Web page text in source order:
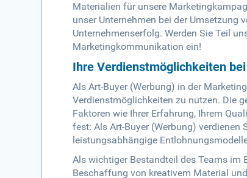
Materialien für unsere
unser Unternehmen bei der Umsetzung
Unternehmenserfolg. Werden Sie Teil
Marketingkommunikation ein!
Ihre Verdienstmöglichkeiten
Als Art-Buyer (Werbung) in der
Verdienstmöglichkeiten zu nutzen. Die
Faktoren wie Ihrer Erfahrung, Ihrem
fest: Als Art-Buyer (Werbung)
leistungsabhängige
Als wichtiger Bestandteil des Teams im
Beschaffung von kreativem Material